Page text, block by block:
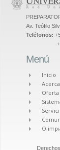
Av. Teófilo
Teléfonos:
Menú
Inicio
Oferta